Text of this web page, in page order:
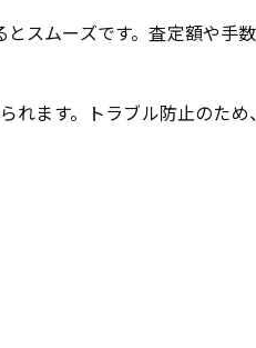
スムーズです。査定額や手
ます。トラブル防止のた